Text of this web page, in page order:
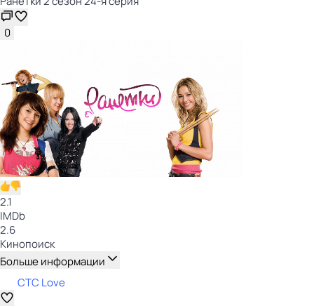
0
2.1
IMDb
2.6
Кинопоиск
Больше информации
СТС Love